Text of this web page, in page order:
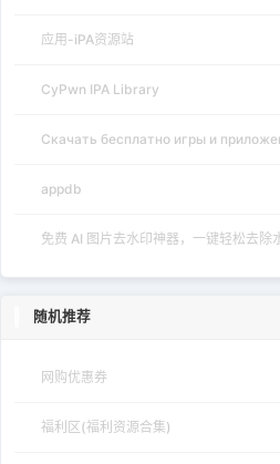
应用-iPA资源站
CyPwn IPA Library
Скачать бесплатно игры и
appdb
免费 AI 图片去水印神器，一键轻松去除
随机推荐
网购优惠券
福利区(福利资源合集)